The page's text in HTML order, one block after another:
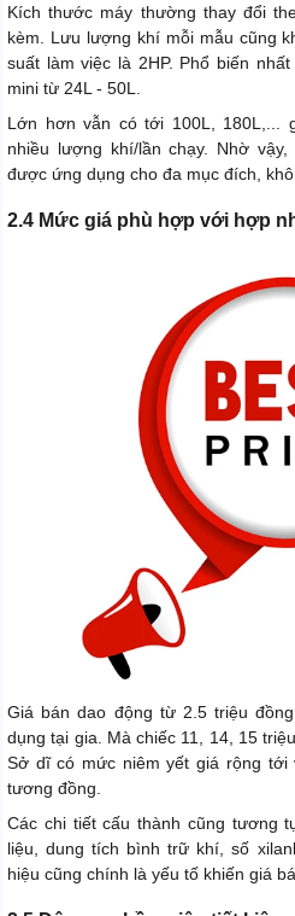
Kích thước máy thường thay đổi
kèm. Lưu lượng khí mỗi mẫu cũng
suất làm việc là 2HP. Phổ biến
mini từ 24L - 50L.
Lớn hơn vẫn có tới 100L, 180L,...
nhiều lượng khí/lần chạy. Nhờ vậy,
được ứng dụng cho đa mục đích,
2.4 Mức giá phù hợp với hợp
Giá bán dao động từ 2.5 triệu
dụng tại gia. Mà chiếc 11, 14, 15
Sở dĩ có mức niêm yết giá rộng tới
tương đồng.
Các chi tiết cấu thành cũng tương
liệu, dung tích bình trữ khí, số
hiệu cũng chính là yếu tố khiến giá